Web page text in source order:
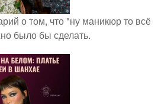
о том, что "ну маникюр то всё
было бы сделать.